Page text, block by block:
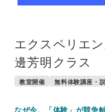
エクスペリエ
邊芳明クラス
教室開催 無料体験講座・
なぜ今、「体験」が競争